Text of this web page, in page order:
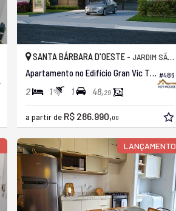
#486
SANTA BÁRBARA D'OESTE - JARDIM SÃO FRANCISCO
Apartamento no Edifício Gran Vic Tupinambás
2 1 1 48,29
a partir de R$ 286.990,00
LANÇAMENTO